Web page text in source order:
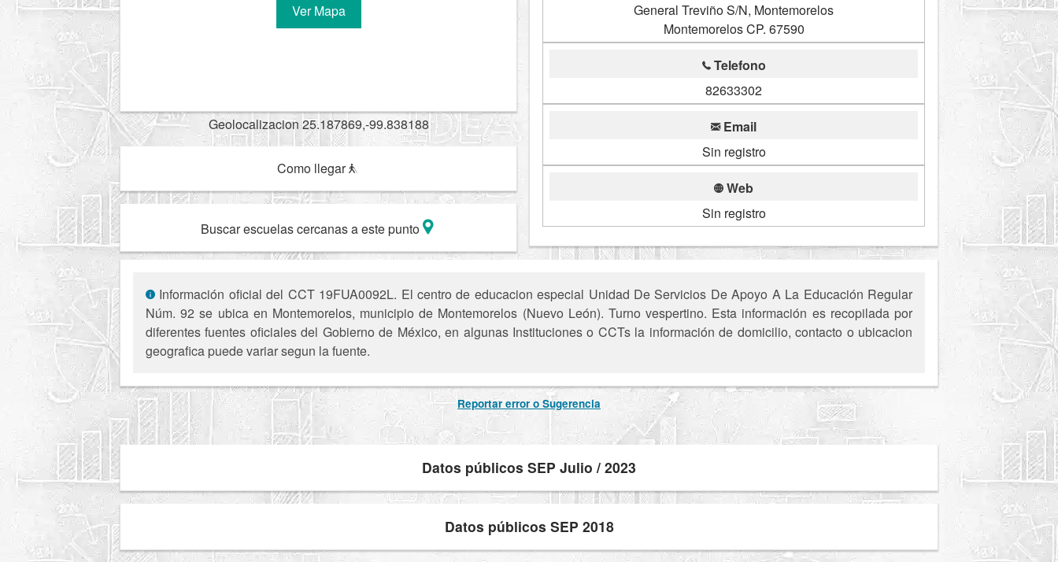
Ver Mapa
Geolocalizacion 25.187869,-99.838188
Como llegar
Buscar escuelas cercanas a este punto
General Treviño S/N, Montemorelos
Montemorelos CP. 67590
Telefono
82633302
Email
Sin registro
Web
Sin registro
Información oficial del CCT 19FUA0092L. El centro de educacion especial Unidad De Servicios De Apoyo A La Educación Regular
Núm. 92 se ubica en Montemorelos, municipio de Montemorelos (Nuevo León). Turno vespertino. Esta información es recopilada por
diferentes fuentes oficiales del Gobierno de México, en algunas Instituciones o CCTs la información de domicilio, contacto o ubicacion
geografica puede variar segun la fuente.
Reportar error o Sugerencia
Datos públicos SEP Julio / 2023
Datos públicos SEP 2018